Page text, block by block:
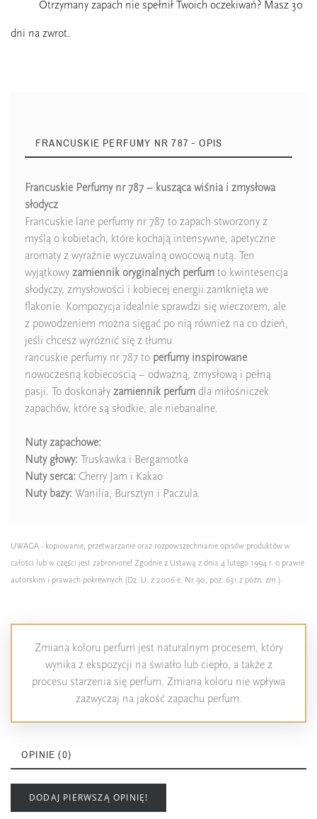
Otrzymany zapach nie spełnił Twoich oczekiwań? Masz 30
dni na zwrot.
FRANCUSKIE PERFUMY NR 787 - OPIS
Francuskie Perfumy nr 787 – kusząca wiśnia i zmysłowa
słodycz
Francuskie lane perfumy nr 787 to zapach stworzony z
myślą o kobietach, które kochają intensywne, apetyczne
aromaty z wyraźnie wyczuwalną owocową nutą. Ten
wyjątkowy zamiennik oryginalnych perfum to kwintesencja
słodyczy, zmysłowości i kobiecej energii zamknięta we
flakonie. Kompozycja idealnie sprawdzi się wieczorem, ale
z powodzeniem można sięgać po nią również na co dzień,
jeśli chcesz wyróżnić się z tłumu.
rancuskie perfumy nr 787 to perfumy inspirowane
nowoczesną kobiecością – odważną, zmysłową i pełną
pasji. To doskonały zamiennik perfum dla miłośniczek
zapachów, które są słodkie, ale niebanalne.
Nuty zapachowe:
Nuty głowy: Truskawka i Bergamotka
Nuty serca: Cherry Jam i Kakao
Nuty bazy: Wanilia, Bursztyn i Paczula.
UWAGA - kopiowanie, przetwarzanie oraz rozpowszechnianie opisów produktów w
całości lub w części jest zabronione! Zgodnie z Ustawą z dnia 4 lutego 1994 r. o prawie
autorskim i prawach pokrewnych (Dz. U. z 2006 e. Nr 90, poz. 631 z późn. zm.)
Zmiana koloru perfum jest naturalnym procesem, który
wynika z ekspozycji na światło lub ciepło, a także z
procesu starzenia się perfum. Zmiana koloru nie wpływa
zazwyczaj na jakość zapachu perfum.
Zaperfumowanie
Ean13 5902186910973
OPINIE (0)
DODAJ PIERWSZĄ OPINIĘ!